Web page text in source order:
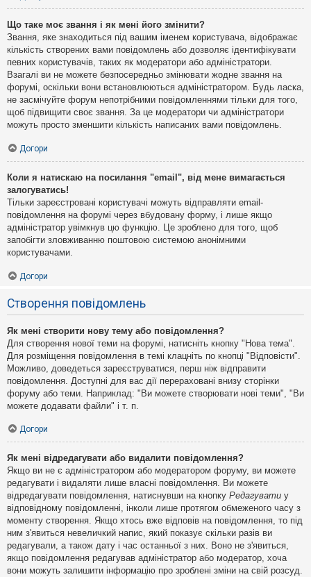
Що таке моє звання і як мені його змінити?
Звання, яке знаходиться під вашим іменем користувача, відображає
кількість створених вами повідомлень або дозволяє ідентифікувати
певних користувачів, таких як модератори або адміністратори.
Взагалі ви не можете безпосередньо змінювати жодне звання на
форумі, оскільки вони встановлюються адміністратором. Будь ласка,
не засмічуйте форум непотрібними повідомленнями тільки для того,
щоб підвищити своє звання. За це модератори чи адміністратори
можуть просто зменшити кількість написаних вами повідомлень.
Догори
Коли я натискаю на посилання "email", від мене вимагається
залогуватись!
Тільки зареєстровані користувачі можуть відправляти email-
повідомлення на форумі через вбудовану форму, і лише якщо
адміністратор увімкнув цю функцію. Це зроблено для того, щоб
запобігти зловживанню поштовою системою анонімними
користувачами.
Догори
Створення повідомлень
Як мені створити нову тему або повідомлення?
Для створення нової теми на форумі, натисніть кнопку "Нова тема".
Для розміщення повідомлення в темі клацніть по кнопці "Відповісти".
Можливо, доведеться зареєструватися, перш ніж відправити
повідомлення. Доступні для вас дії перераховані внизу сторінки
форуму або теми. Наприклад: "Ви можете створювати нові теми", "Ви
можете додавати файли" і т. п.
Догори
Як мені відредагувати або видалити повідомлення?
Якщо ви не є адміністратором або модератором форуму, ви можете
редагувати і видаляти лише власні повідомлення. Ви можете
відредагувати повідомлення, натиснувши на кнопку Редагувати у
відповідному повідомленні, інколи лише протягом обмеженого часу з
моменту створення. Якщо хтось вже відповів на повідомлення, то під
ним з'явиться невеличкий напис, який показує скільки разів ви
редагували, а також дату і час останньої з них. Воно не з'явиться,
якщо повідомлення редагував адміністратор або модератор, хоча
вони можуть залишити інформацію про зроблені зміни на свій розсуд.